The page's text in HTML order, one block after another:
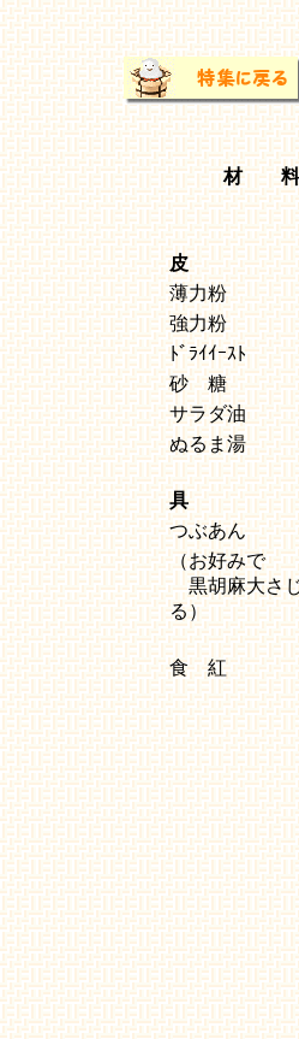
材 料
皮
薄力粉
強力粉
ﾄﾞﾗｲｲｰｽﾄ
砂 糖
サラダ油
ぬるま湯
具
つぶあん
（お好みで
黒胡麻大さ
る）
食 紅